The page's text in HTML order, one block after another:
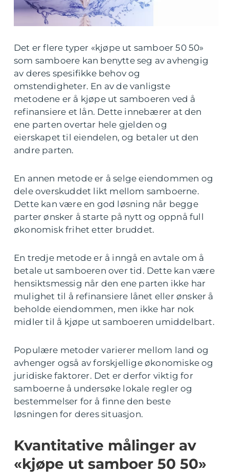
Det er flere typer «kjøpe ut samboer 50 50»
som samboere kan benytte seg av avhengig
av deres spesifikke behov og
omstendigheter. En av de vanligste
metodene er å kjøpe ut samboeren ved å
refinansiere et lån. Dette innebærer at den
ene parten overtar hele gjelden og
eierskapet til eiendelen, og betaler ut den
andre parten.
En annen metode er å selge eiendommen og
dele overskuddet likt mellom samboerne.
Dette kan være en god løsning når begge
parter ønsker å starte på nytt og oppnå full
økonomisk frihet etter bruddet.
En tredje metode er å inngå en avtale om å
betale ut samboeren over tid. Dette kan være
hensiktsmessig når den ene parten ikke har
mulighet til å refinansiere lånet eller ønsker å
beholde eiendommen, men ikke har nok
midler til å kjøpe ut samboeren umiddelbart.
Populære metoder varierer mellom land og
avhenger også av forskjellige økonomiske og
juridiske faktorer. Det er derfor viktig for
samboerne å undersøke lokale regler og
bestemmelser for å finne den beste
løsningen for deres situasjon.
Kvantitative målinger av
«kjøpe ut samboer 50 50»